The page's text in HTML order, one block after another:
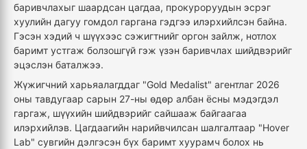
баривчлахыг шаардсан цагдаа, прокуроруудын эсрэг
хуулийн дагуу гомдол гаргана гэдгээ илэрхийлсэн байна.
Гэсэн хэдий ч шүүхээс сэжигтнийг оргон зайлж, нотлох
баримт устгаж болзошгүй гэж үзэн баривчлах шийдвэрийг
эцэслэн баталжээ.
Жүжигчний харьяалагддаг "Gold Medalist" агентлаг 2026
оны тавдугаар сарын 27-ны өдөр албан ёсны мэдэгдэл
гаргаж, шүүхийн шийдвэрийг сайшааж байгаагаа
илэрхийлэв. Цагдаагийн нарийвчилсан шалгалтаар "Hover
Lab" сувгийн дэлгэсэн бүх баримт хуурамч болох нь